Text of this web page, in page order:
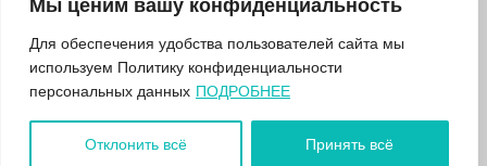
Мы ценим вашу конфиденциальность
Для обеспечения удобства пользователей сайта мы
используем Политику конфиденциальности
персональных данных ПОДРОБНЕЕ
Отклонить всё Принять всё
2024©VALOZHIN.BY - НОВОСТИ ВОЛОЖИНСКОГО РАЙОНА
О ГАЗЕТЕ
ПОДПИСКА
КОНТАКТЫ